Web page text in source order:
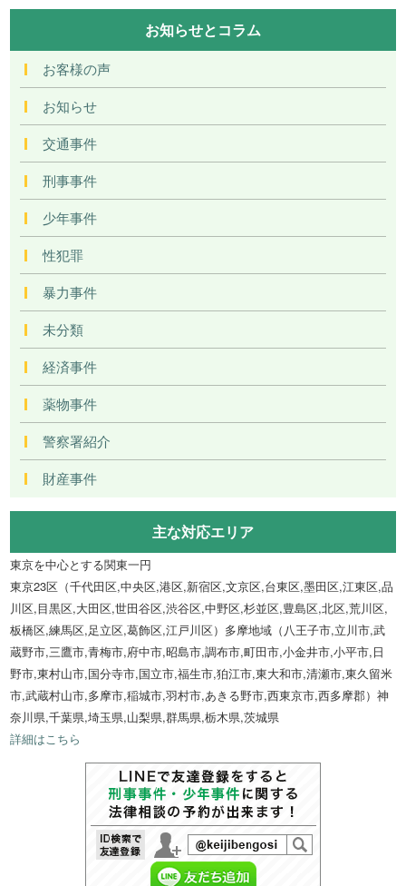
お知らせとコラム
お客様の声
お知らせ
交通事件
刑事事件
少年事件
性犯罪
暴力事件
未分類
経済事件
薬物事件
警察署紹介
財産事件
主な対応エリア
東京を中心とする関東一円
東京23区（千代田区,中央区,港区,新宿区,文京区,台東区,墨田区,江東区,品
川区,目黒区,大田区,世田谷区,渋谷区,中野区,杉並区,豊島区,北区,荒川区,
板橋区,練馬区,足立区,葛飾区,江戸川区）多摩地域（八王子市,立川市,武
蔵野市,三鷹市,青梅市,府中市,昭島市,調布市,町田市,小金井市,小平市,日
野市,東村山市,国分寺市,国立市,福生市,狛江市,東大和市,清瀬市,東久留米
市,武蔵村山市,多摩市,稲城市,羽村市,あきる野市,西東京市,西多摩郡）神
奈川県,千葉県,埼玉県,山梨県,群馬県,栃木県,茨城県
詳細はこちら